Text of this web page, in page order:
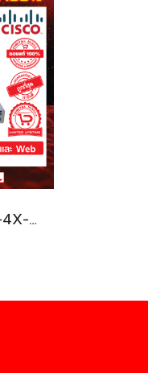
Cisco C9200L-24P-4X-E อุปกรณ์ขยายสัญญาณ (Gigabit Switch Hub)